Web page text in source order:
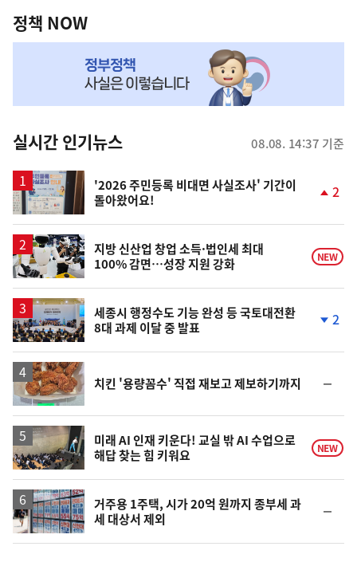
책
NOW,
뉴
스
정책 NOW
실시간 인기뉴스 08.08. 14:37 기준
'2026 주민등록 비대면 사실조사' 기간이
돌아왔어요!
계
승
2
지방 신산업 창업 소득·법인세 최대
100% 감면…성장 지원 강화
NEW
세종시 행정수도 기능 완성 등 국토대전환
8대 과제 이달 중 발표
계
2
치킨 '용량꼼수' 직접 재보고 제보하기까지
일
미래 AI 인재 키운다! 교실 밖 AI 수업으로
해답 찾는 힘 키워요
NEW
거주용 1주택, 시가 20억 원까지 종부세 과
세 대상서 제외
일